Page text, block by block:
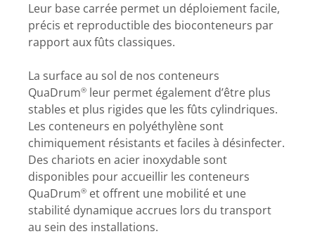
Leur base carrée permet un déploiement facile,
précis et reproductible des bioconteneurs par
rapport aux fûts classiques.
La surface au sol de nos conteneurs
QuaDrum® leur permet également d’être plus
stables et plus rigides que les fûts cylindriques.
Les conteneurs en polyéthylène sont
chimiquement résistants et faciles à désinfecter.
Des chariots en acier inoxydable sont
disponibles pour accueillir les conteneurs
QuaDrum® et offrent une mobilité et une
stabilité dynamique accrues lors du transport
au sein des installations.